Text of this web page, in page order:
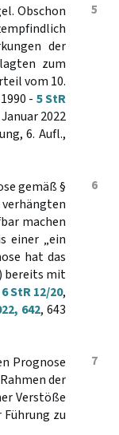
5
Obschon
der
zum
vom 10.
- 5 StR
2022
6. Aufl.,
6
gemäß §
machen
einer „ein
hat das
bereits mit
6 StR 12/20,
642, 643
7
Prognose
der
Verstöße
zu